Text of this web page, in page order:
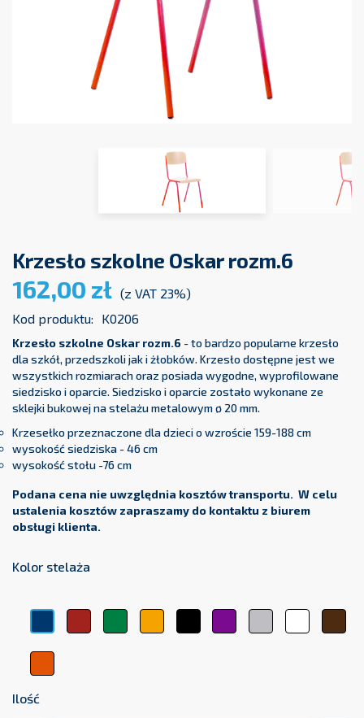
Krzesło szkolne Oskar rozm.6
162,00 zł (z VAT 23%)
Kod produktu:
K0206
Krzesło szkolne Oskar rozm.6 - to bardzo popularne krzesło
dla szkół, przedszkoli jak i żłobków. Krzesło dostępne jest we
wszystkich rozmiarach oraz posiada wygodne, wyprofilowane
siedzisko i oparcie. Siedzisko i oparcie zostało wykonane ze
sklejki bukowej na stelażu metalowym ø 20 mm.
Krzesełko przeznaczone dla dzieci o wzroście 159-188 cm
wysokość siedziska - 46 cm
wysokość stołu -76 cm
Podana cena nie uwzględnia kosztów transportu. W celu
ustalenia kosztów zapraszamy do kontaktu z biurem
obsługi klienta.
Kolor stelaża
CzerwonyZielonyŻółty Czarny FioletowySrebrnyBiały
Pomarańczowy
Ilość